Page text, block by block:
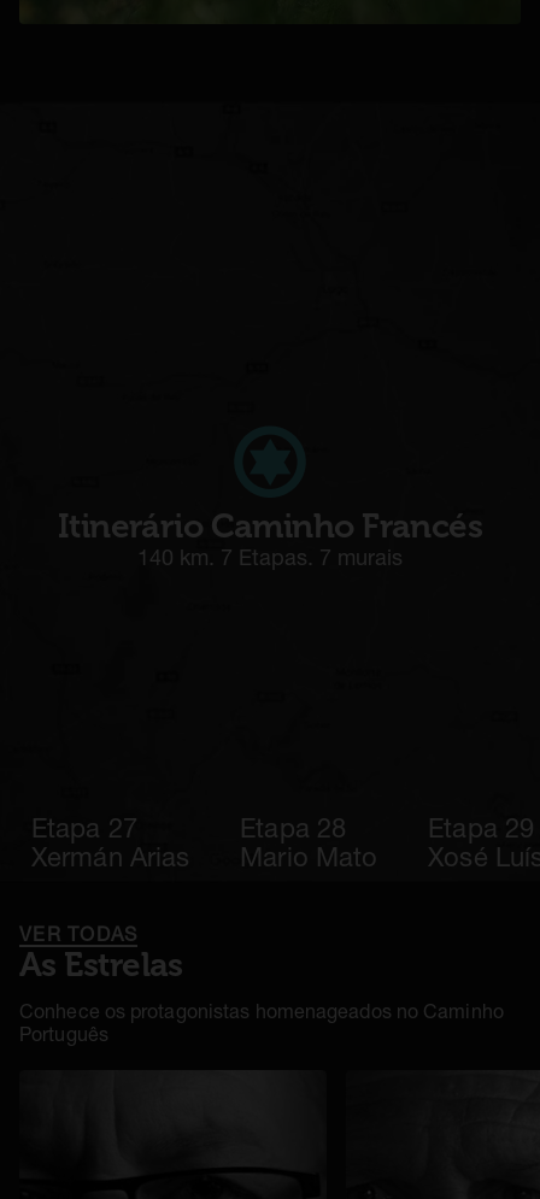
Itinerário Caminho Francés
140 km. 7 Etapas. 7 murais
Etapa 27
Xermán Arias
Etapa 28
Mario Mato
Etapa 29
Xosé
As Estrelas
VER TODAS
Conhece os protagonistas homenageados no Caminho
Português